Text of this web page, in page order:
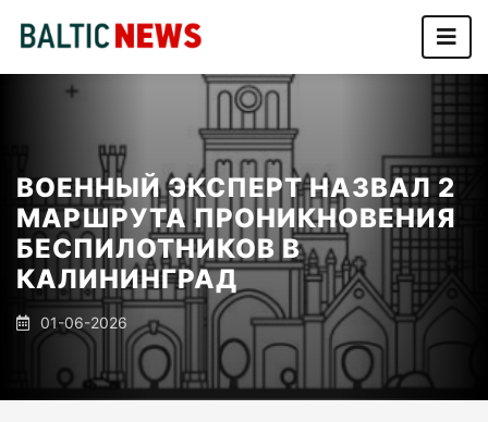
ВОЕННЫЙ ЭКСПЕРТ НАЗВАЛ 2
МАРШРУТА ПРОНИКНОВЕНИЯ
БЕСПИЛОТНИКОВ В
КАЛИНИНГРАД
01-06-2026